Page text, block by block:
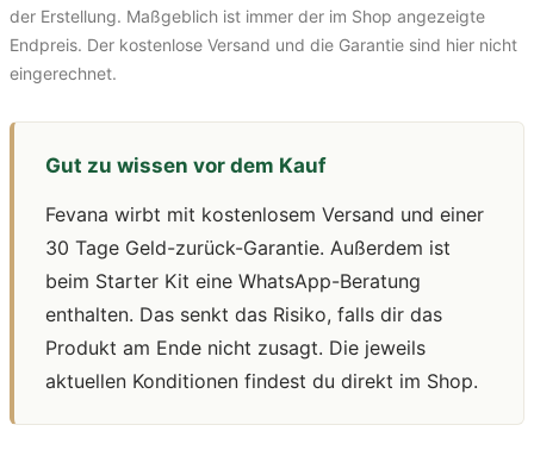
der Erstellung. Maßgeblich ist immer der im Shop angezeigte
Endpreis. Der kostenlose Versand und die Garantie sind hier nicht
eingerechnet.
Gut zu wissen vor dem Kauf
Fevana wirbt mit kostenlosem Versand und einer
30 Tage Geld-zurück-Garantie. Außerdem ist
beim Starter Kit eine WhatsApp-Beratung
enthalten. Das senkt das Risiko, falls dir das
Produkt am Ende nicht zusagt. Die jeweils
aktuellen Konditionen findest du direkt im Shop.